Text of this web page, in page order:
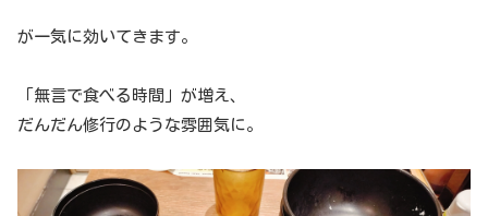
が一気に効いてきます。
「無言で食べる時間」が増え、
だんだん修行のような雰囲気に。